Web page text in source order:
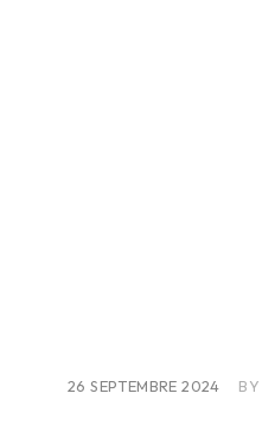
26 SEPTEMBRE 2024 BY